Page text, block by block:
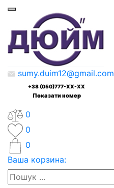
sumy.duim12@gmail.com
+38 (050)777-XX-XX
Показати номер
0
0
0
Ваша корзина: